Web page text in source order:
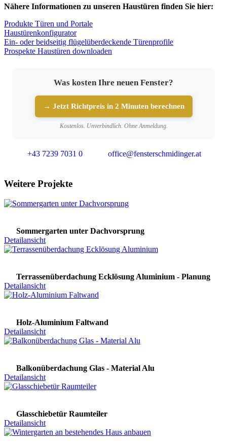
Nähere Informationen zu unseren Haustüren finden Sie hier:
Produkte Türen und Portale
Haustürenkonfigurator
Ein- oder beidseitig flügelüberdeckende Türenprofile
Prospekte Haustüren downloaden
Was kosten Ihre neuen Fenster?
→ Jetzt Richtpreis in 2 Minuten berechnen
Kostenlos. Unverbindlich. Ohne Anmeldung.
+43 7239 7031 0 office@fensterschmidinger.at
Weitere Projekte
Sommergarten unter Dachvorsprung
Detailansicht
Terrassenüberdachung Ecklösung Aluminium - Planung
Detailansicht
Holz-Aluminium Faltwand
Detailansicht
Balkonüberdachung Glas - Material Alu
Detailansicht
Glasschiebetür Raumteiler
Detailansicht